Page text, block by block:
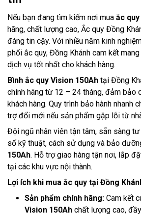
Nếu bạn đang tìm kiếm nơi mua ắc
hãng, chất lượng cao, Ắc quy Đồng
đáng tin cậy. Với nhiều năm kinh
phối ắc quy, Đồng Khánh cam kết
dịch vụ tốt nhất cho khách hàng.
Bình ắc quy Vision 150Ah tại Đồng
chính hãng từ 12 – 24 tháng, đảm bảo
khách hàng. Quy trình bảo hành nhanh
trợ đổi mới nếu sản phẩm gặp lỗi từ
Đội ngũ nhân viên tận tâm, sẵn sàng
số kỹ thuật, cách sử dụng và bảo
150Ah. Hỗ trợ giao hàng tận nơi, lắp
tại các khu vực nội thành.
Lợi ích khi mua ắc quy tại Đồng
Sản phẩm chính hãng: Cam kết
Vision 150Ah chất lượng cao,